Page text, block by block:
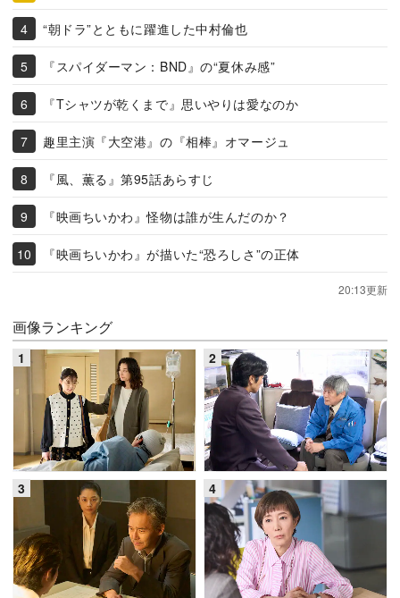
“朝ドラ”とともに躍進した中村倫也
『スパイダーマン：BND』の“夏休み感”
『Tシャツが乾くまで』思いやりは愛なのか
趣里主演『大空港』の『相棒』オマージュ
『風、薫る』第95話あらすじ
『映画ちいかわ』怪物は誰が生んだのか？
『映画ちいかわ』が描いた“恐ろしさ”の正体
20:13更新
画像ランキング